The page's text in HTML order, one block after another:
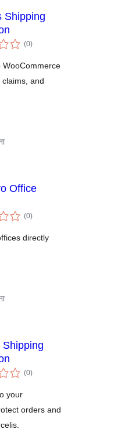
Shipping
(0एकूण
मूल्यांकन
)
WooCommerce
and
Office
(0एकूण
मूल्यांकन
)
directly
Shipping
(0एकूण
मूल्यांकन
)
your
orders and